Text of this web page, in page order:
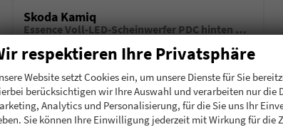
Skoda Kamiq
Essence Voll-LED-Scheinwerfer PDC hinten Klima
Fahrzeugnummer 196911
Schalt. 5-Gang
Benzin 70 kW (95 PS)
20.780,– € Details
respektieren Ihre Privatsphäre
Website setzt Cookies ein, um unsere Dienste für Sie
berücksichtigen wir Ihre Auswahl und verarbeiten nur die
Analytics und Personalisierung, für die Sie uns Ihr
Sie können Ihre Einwilligung jederzeit mit Wirkung für die